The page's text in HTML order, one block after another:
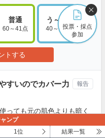
普通
60～41点
う～ん
40～1点
トする
すいのでカバー力
っても元の肌色よりも暗く
、色白でニキビやニキビ跡
力があって自分の色にあっ
報告
投票・採点
参加
ンプ
1位 結果一覧